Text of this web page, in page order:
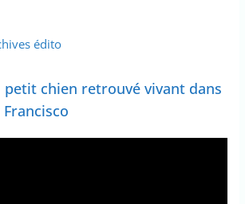
édito
petit chien retrouvé vivant dans